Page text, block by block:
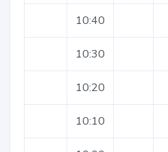
10:40
10:30
10:20
10:10